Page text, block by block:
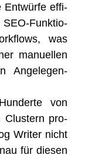
Ent­wür­fe effi­
SEO-Funk­tio­
was
manu­el­len
Ange­le­gen­
von
Clus­tern pro­
Wri­ter nicht
für die­sen